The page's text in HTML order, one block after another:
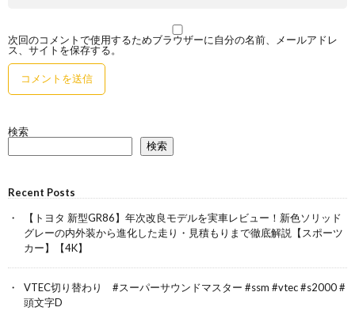
次回のコメントで使用するためブラウザーに自分の名前、メールアドレ
ス、サイトを保存する。
検索
検索
Recent Posts
【トヨタ 新型GR86】年次改良モデルを実車レビュー！新色ソリッド
グレーの内外装から進化した走り・見積もりまで徹底解説【スポーツ
カー】【4K】
VTEC切り替わり #スーパーサウンドマスター #ssm #vtec #s2000 #
頭文字D